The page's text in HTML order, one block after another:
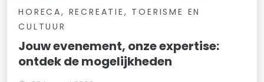
HORECA, RECREATIE, TOERISME EN
CULTUUR
Jouw evenement, onze expertise:
ontdek de mogelijkheden